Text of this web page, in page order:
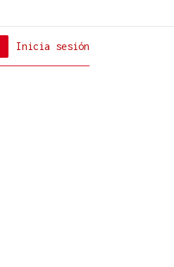
Inicia sesión